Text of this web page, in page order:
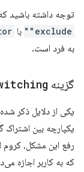
توجه داشته باشید
"exclude"
با
به فرد است.
گزینه
یکی از دلایل ذکر
یکپارچه بین
رفع این مشکل، کروم
که به کاربر اجازه